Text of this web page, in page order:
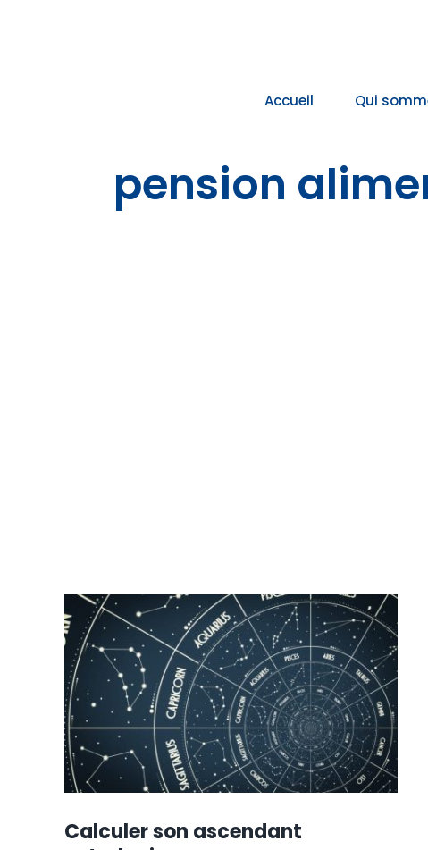
Accueil Qui
pension
Calculer son ascendant